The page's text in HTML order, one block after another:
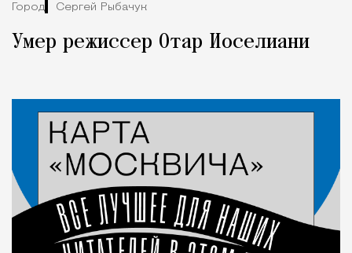
Город Сергей Рыбачук
Умер режиссер Отар Иоселиани